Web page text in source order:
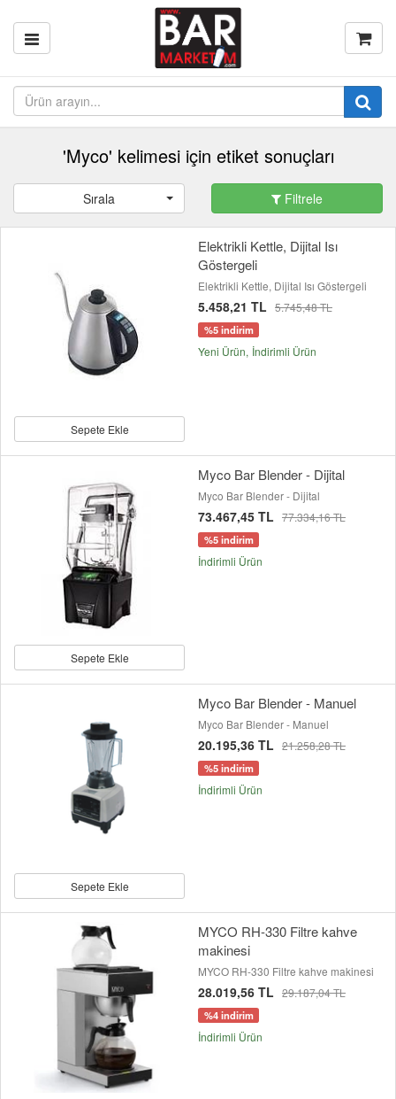
'Myco' kelimesi için etiket sonuçları
Sırala Filtrele
Sepete Ekle
Elektrikli Kettle, Dijital Isı
Göstergeli
Elektrikli Kettle, Dijital Isı Göstergeli
5.458,21 TL 5.745,48 TL
%5 indirim
Yeni Ürün İndirimli Ürün
Sepete Ekle
Myco Bar Blender - Dijital
Myco Bar Blender - Dijital
73.467,45 TL 77.334,16 TL
%5 indirim
İndirimli Ürün
Sepete Ekle
Myco Bar Blender - Manuel
Myco Bar Blender - Manuel
20.195,36 TL 21.258,28 TL
%5 indirim
İndirimli Ürün
MYCO RH-330 Filtre kahve
makinesi
MYCO RH-330 Filtre kahve makinesi
28.019,56 TL 29.187,04 TL
%4 indirim
İndirimli Ürün